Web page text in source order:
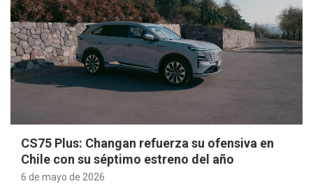
CS75 Plus: Changan refuerza su ofensiva en
Chile con su séptimo estreno del año
6 de mayo de 2026